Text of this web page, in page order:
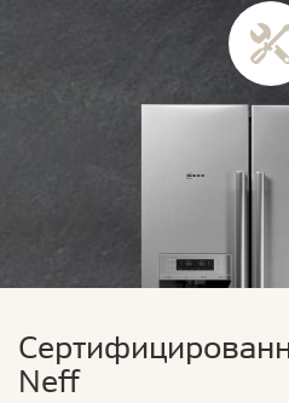
Neff